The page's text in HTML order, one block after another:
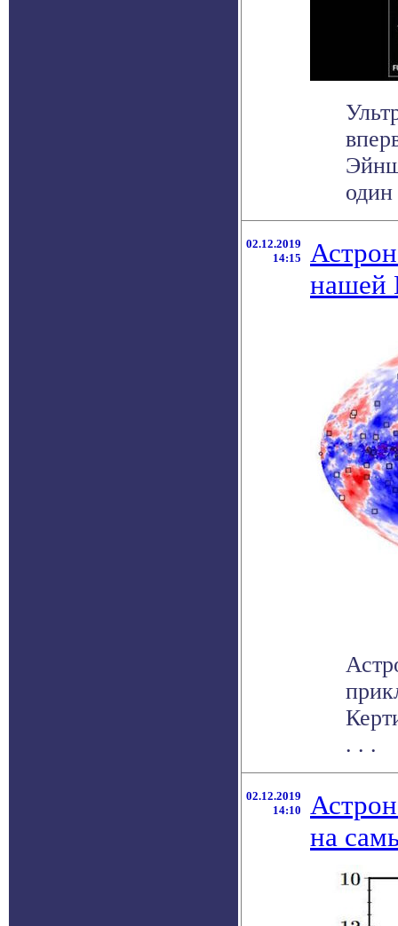
02.12.2019
14:15
нашей
. . .
02.12.2019
14:10
на